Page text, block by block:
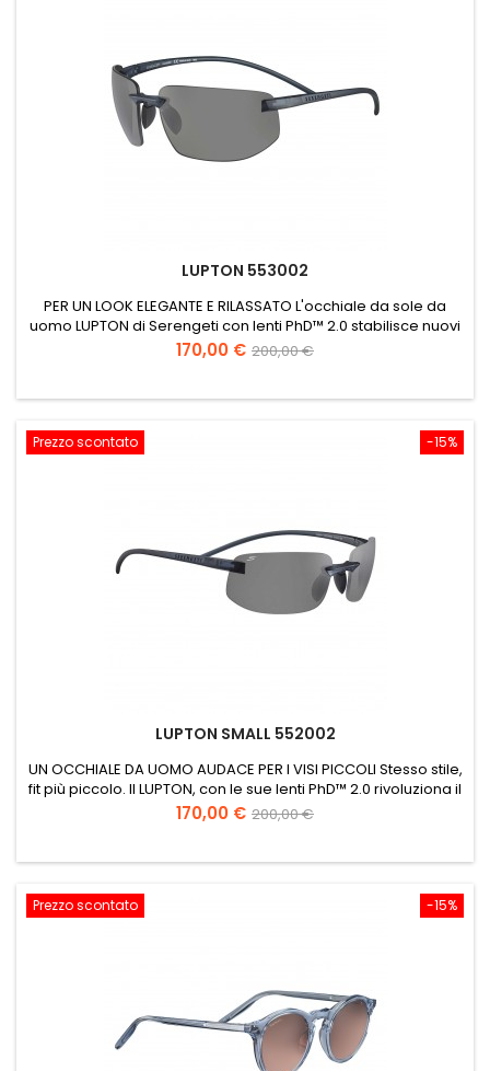
LUPTON 553002
PER UN LOOK ELEGANTE E RILASSATO L'occhiale da sole da
uomo LUPTON di Serengeti con lenti PhD™ 2.0 stabilisce nuovi
parametri nel mercato dell'occhialeria. Realizzato in nylon
ecologico, il LUPTON è un occhiale da sole ecosostenibile
comfort a lungo. Decidere di indossarlo sarà la decisione...
Prezzo
170,00 € Prezzo
200,00 €
-15%
Prezzo scontato
LUPTON SMALL 552002
UN OCCHIALE DA UOMO AUDACE PER I VISI PICCOLI Stesso stile,
fit più piccolo. Il LUPTON, con le sue lenti PhD™ 2.0 rivoluziona il
campo dell'occhialeria. Un occhiale pensato per i visi più
piccoli e realizzato nel rispetto dell'ambiente con materiali
naselli regolabili per il massimo comfort a...
Prezzo
170,00 € Prezzo
200,00 €
-15%
Prezzo scontato